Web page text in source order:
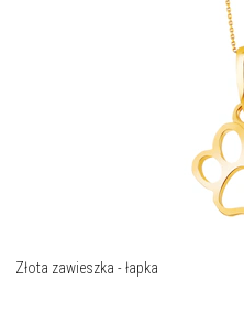
Złota zawieszka - łapka